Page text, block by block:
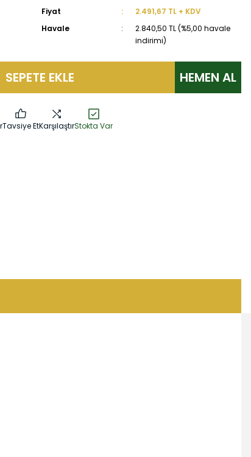
Fiyat
2.491,67 TL + KDV
Havale
2.840,50 TL (%5,00 havale
indirimi)
SEPETE EKLE HEMEN AL
Tavsiye EtKarşılaştırStokta Var